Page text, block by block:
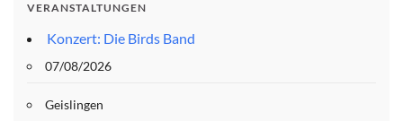
VERANSTALTUNGEN
Konzert: Die Birds Band
07/08/2026
Geislingen